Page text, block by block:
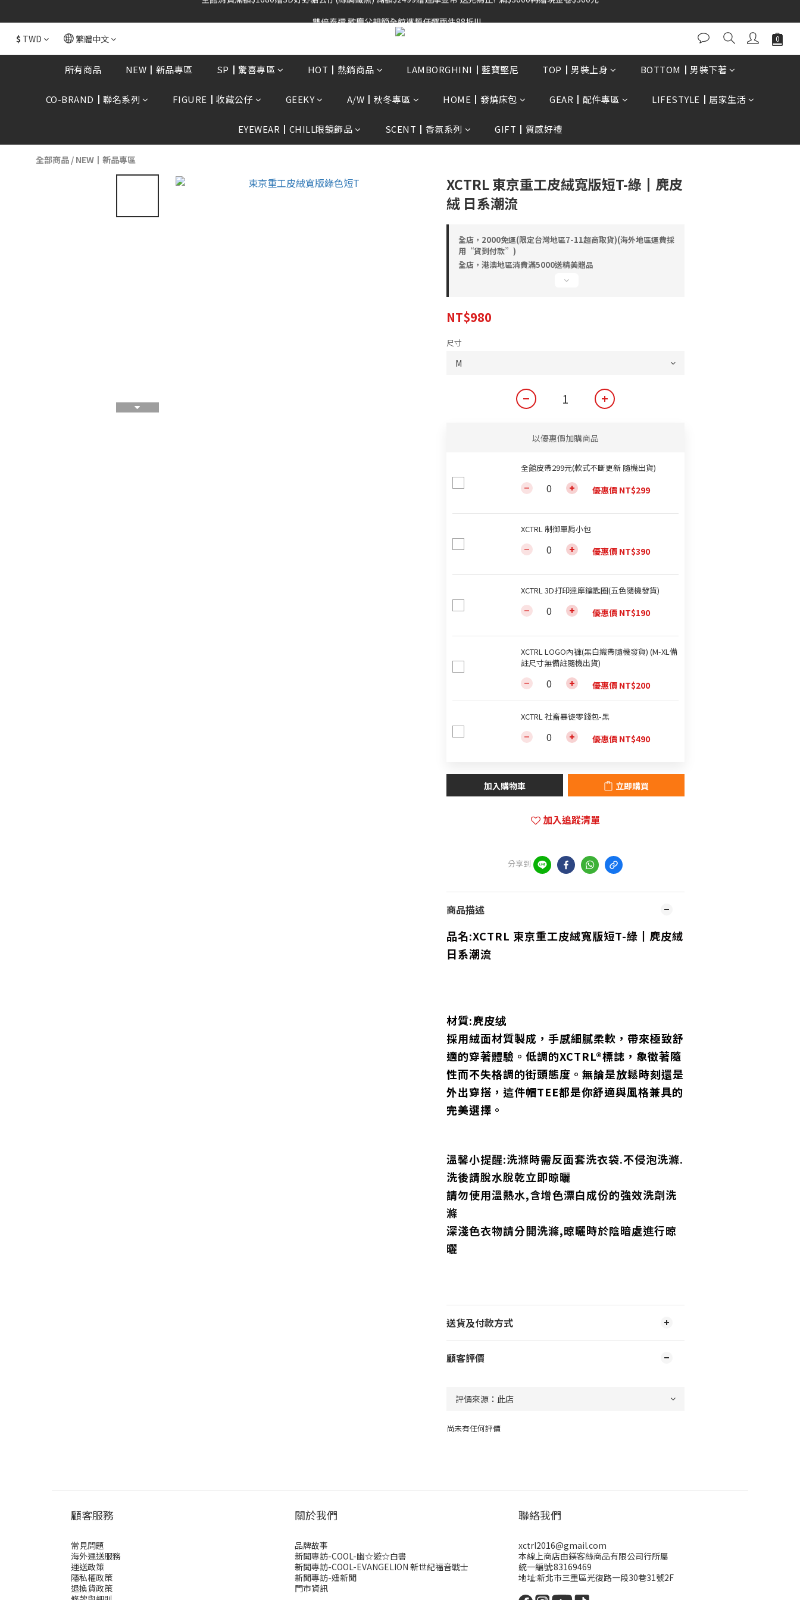
全館消費滿額$1680贈3D好野貓公仔(絲綢鐵黑) 滿額$2499贈達摩金幣 送完為止!  滿$3000再贈現金卷$300元
雙倍奉還 歡慶父親節全館褲類任選兩件88折!!!
$ TWD 繁體中文
所有商品 NEW┃新品專區 SP┃驚喜專區 HOT┃熱銷商品 LAMBORGHINI┃藍寶堅尼 TOP┃男裝上身 BOTTOM┃男裝下著
CO-BRAND┃聯名系列 FIGURE┃收藏公仔 GEEKY A/W┃秋冬專區 HOME┃發燒床包 GEAR┃配件專區 LIFESTYLE┃居家生活
EYEWEAR┃CHILL眼鏡飾品 SCENT┃香氛系列 GIFT┃質感好禮
全部商品 / NEW┃新品專區
XCTRL 東京重工皮絨寬版短T-綠┃麂皮
絨 日系潮流
全店，2000免運(限定台灣地區7-11超商取貨)(海外地區運費採
用“貨到付款”)
全店，港澳地區消費滿5000送精美贈品
NT$980
尺寸
以優惠價加購商品
全館皮帶299元(款式不斷更新 隨機出貨)
優惠價 NT$299
XCTRL 制御單肩小包
優惠價 NT$390
XCTRL 3D打印達摩鑰匙圈(五色隨機發貨)
優惠價 NT$190
XCTRL LOGO內褲(黑白織帶隨機發貨) (M-XL備
註尺寸無備註隨機出貨)
優惠價 NT$200
XCTRL 社畜暴徒零錢包-黑
優惠價 NT$490
加入購物車 立即購買
加入追蹤清單
分享到
商品描述
品名:XCTRL 東京重工皮絨寬版短T-綠┃麂皮絨
日系潮流
材質:麂皮绒
採用絨面材質製成，手感細膩柔軟，帶來極致舒
適的穿著體驗。低調的XCTRL®標誌，象徵著隨
性而不失格調的街頭態度。無論是放鬆時刻還是
外出穿搭，這件帽TEE都是你舒適與風格兼具的
完美選擇。
溫馨小提醒:洗滌時需反面套洗衣袋.不侵泡洗滌.
洗後請脫水脫乾立即晾曬
請勿使用溫熱水,含增色漂白成份的強效洗劑洗
滌
深淺色衣物請分開洗滌,晾曬時於陰暗處進行晾
曬
送貨及付款方式
顧客評價
尚未有任何評價
立即購買
顧客服務
常見問題
海外運送服務
運送政策
隱私權政策
退換貨政策
關於我們
品牌故事
新聞專訪-COOL-幽☆遊☆白書
新聞專訪-COOL-EVANGELION 新世紀福音戰士
新聞專訪-妞新聞
門市資訊
聯絡我們
xctrl2016@gmail.com
本線上商店由鎂客絲商品有限公司行所屬
統一編號:83169469
地址:新北市三重區光復路一段30巷31號2F